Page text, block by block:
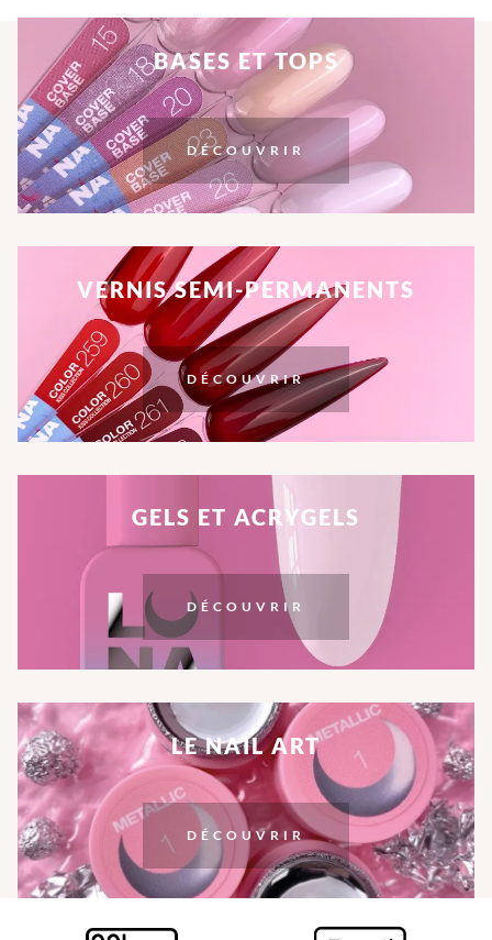
BASES ET TOPS
DÉCOUVRIR
VERNIS SEMI-PERMANENTS
DÉCOUVRIR
GELS ET ACRYGELS
DÉCOUVRIR
LE NAIL ART
DÉCOUVRIR